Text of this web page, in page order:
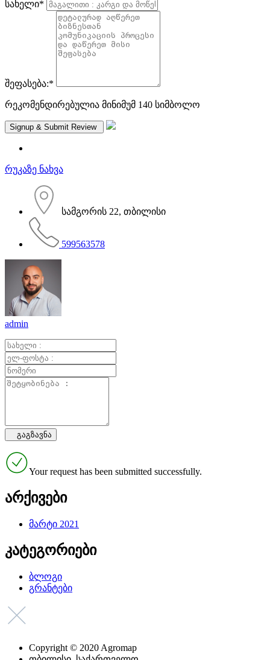
სახელი*
შეფასება:*
რეკომენდირებულია მინიმუმ 140 სიმბოლო
რუკაზე ნახვა
სამგორის 22, თბილისი
599563578
admin
Your request has been submitted successfully.
არქივები
მარტი 2021
კატეგორიები
ბლოგი
გრანტები
Copyright © 2020 Agromap